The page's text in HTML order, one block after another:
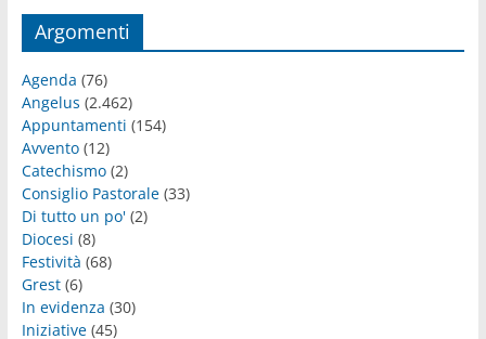
Argomenti
Agenda (76)
Angelus (2.462)
Appuntamenti (154)
Avvento(12)
Catechismo(2)
Consiglio Pastorale(33)
Di tutto un po'(2)
Diocesi (8)
Festività (68)
Grest(6)
In evidenza (30)
Iniziative(45)